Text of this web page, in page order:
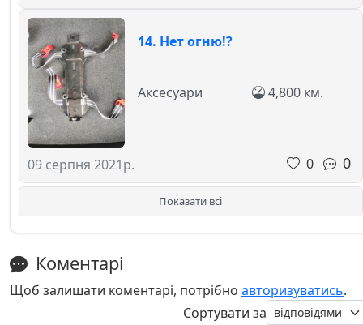
14. Нет огню!?
09 серпня 2021р.
Аксесуари 4,800 км.
0 0
Показати всі
Коментарі
Щоб залишати коментарі, потрібно авторизуватись.
Сортувати за